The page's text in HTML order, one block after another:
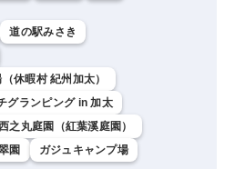
道の駅みさき
休暇村 紀州加太）
ランピング in 加太
之丸庭園（紅葉溪庭園）
園 ガジュキャンプ場